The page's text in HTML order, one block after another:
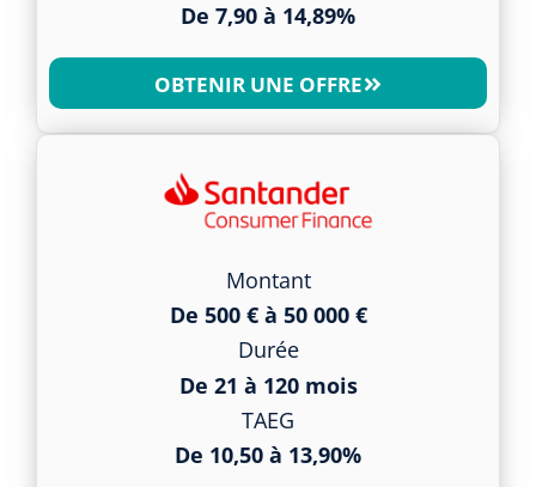
De 7,90 à 14,89%
OBTENIR UNE OFFRE
Montant
De 500 € à 50 000 €
Durée
De 21 à 120 mois
TAEG
De 10,50 à 13,90%